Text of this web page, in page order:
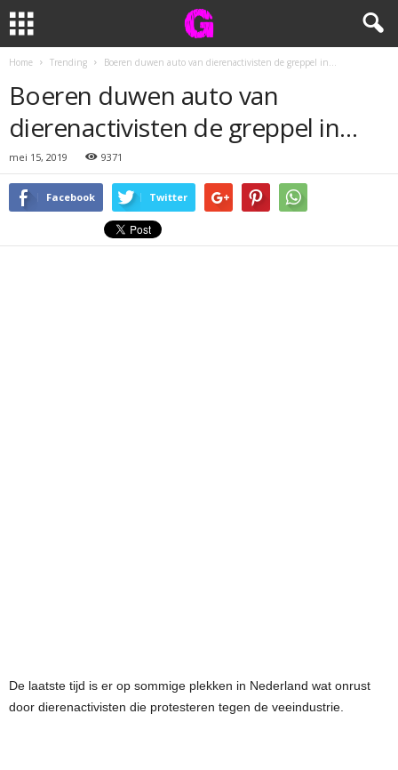
Home Trending Boeren duwen auto van dierenactivisten de greppel in…
Boeren duwen auto van
dierenactivisten de greppel in…
mei 15, 2019 9371
Facebook Twitter
De laatste tijd is er op sommige plekken in Nederland wat onrust
door dierenactivisten die protesteren tegen de veeindustrie.